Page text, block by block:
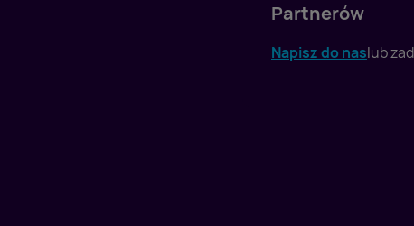
Partnerów
Napisz do naslub